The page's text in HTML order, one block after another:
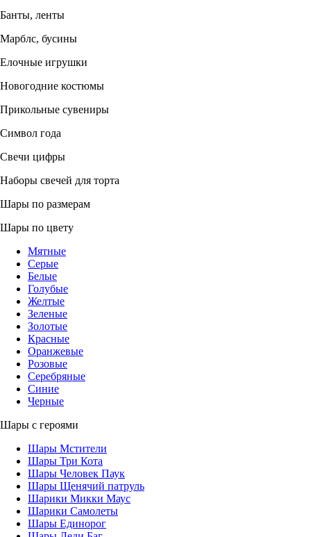
Банты, ленты
Марблс, бусины
Елочные игрушки
Новогодние костюмы
Прикольные сувениры
Символ года
Свечи цифры
Наборы свечей для торта
Шары по размерам
Шары по цвету
Мятные
Серые
Белые
Голубые
Желтые
Зеленые
Золотые
Красные
Оранжевые
Розовые
Серебряные
Синие
Черные
Шары с героями
Шары Мстители
Шары Три Кота
Шары Человек Паук
Шары Щенячий патруль
Шарики Микки Маус
Шарики Самолеты
Шары Единорог